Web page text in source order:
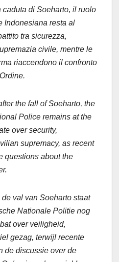
caduta di Soeharto, il ruolo
Indonesiana resta al
tra sicurezza,
civile, mentre le
riaccendono il confronto
the fall of Soeharto, the
Police remains at the
over security,
supremacy, as recent
questions about the
val van Soeharto staat
Nationale Politie nog
over veiligheid,
gezag, terwijl recente
de discussie over de